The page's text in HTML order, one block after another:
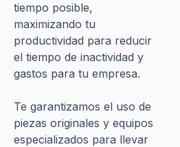
tiempo posible,
maximizando tu
productividad para reducir
el tiempo de inactividad y
gastos para tu empresa.
Te garantizamos el uso de
piezas originales y equipos
especializados para llevar